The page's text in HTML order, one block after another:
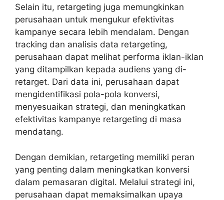
Selain itu, retargeting juga memungkinkan
perusahaan untuk mengukur efektivitas
kampanye secara lebih mendalam. Dengan
tracking dan analisis data retargeting,
perusahaan dapat melihat performa iklan-iklan
yang ditampilkan kepada audiens yang di-
retarget. Dari data ini, perusahaan dapat
mengidentifikasi pola-pola konversi,
menyesuaikan strategi, dan meningkatkan
efektivitas kampanye retargeting di masa
mendatang.
Dengan demikian, retargeting memiliki peran
yang penting dalam meningkatkan konversi
dalam pemasaran digital. Melalui strategi ini,
perusahaan dapat memaksimalkan upaya